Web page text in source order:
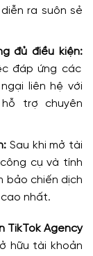
ra suôn sẻ
đủ điều kiện:
đáp ứng các
liên hệ với
trợ chuyên
Sau khi mở tài
cụ và tính
bảo chiến dịch
nhất.
TikTok Agency
hữu tài khoản